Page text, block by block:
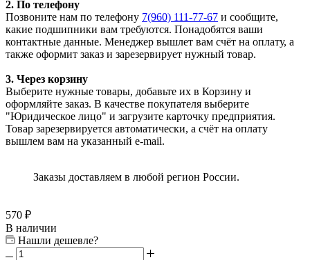
2. По телефону
Позвоните нам по телефону 7(960) 111-77-67 и сообщите,
какие подшипники вам требуются. Понадобятся ваши
контактные данные. Менеджер вышлет вам счёт на оплату, а
также оформит заказ и зарезервирует нужный товар.
3. Через корзину
Выберите нужные товары, добавьте их в Корзину и
оформляйте заказ. В качестве покупателя выберите
"Юридическое лицо" и загрузите карточку предприятия.
Товар зарезервируется автоматически, а счёт на оплату
вышлем вам на указанный e-mail.
Заказы доставляем в любой регион России.
570 ₽
В наличии
Нашли дешевле?